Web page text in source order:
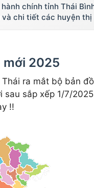
hành chính tỉnh Thái
chi tiết các huyện thị
mới 2025
ra mắt bộ bản
sau sắp xếp 1/7/
!!